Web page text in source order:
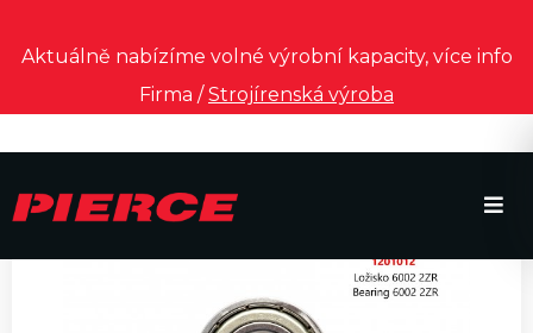
Aktuálně nabízíme volné výrobní kapacity, více info
Firma /Strojírenská výroba